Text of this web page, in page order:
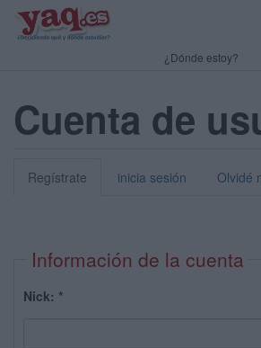
¿Dónde estoy?
Cuenta de
Regístrate inicia sesión Olvidé
Información de la cuenta
Nick: *